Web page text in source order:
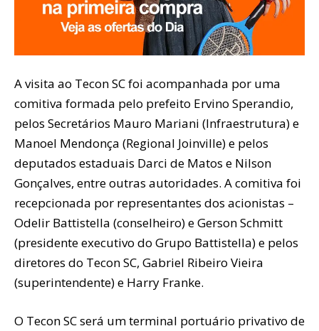
A visita ao Tecon SC foi acompanhada por uma
comitiva formada pelo prefeito Ervino Sperandio,
pelos Secretários Mauro Mariani (Infraestrutura) e
Manoel Mendonça (Regional Joinville) e pelos
deputados estaduais Darci de Matos e Nilson
Gonçalves, entre outras autoridades. A comitiva foi
recepcionada por representantes dos acionistas –
Odelir Battistella (conselheiro) e Gerson Schmitt
(presidente executivo do Grupo Battistella) e pelos
diretores do Tecon SC, Gabriel Ribeiro Vieira
(superintendente) e Harry Franke.
O Tecon SC será um terminal portuário privativo de